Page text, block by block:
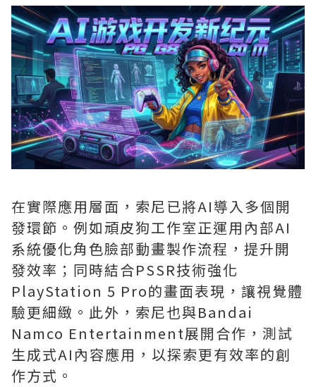
在實際應用層面，索尼已將AI導入多個開
發環節。例如頑皮狗工作室正運用內部AI
系統優化角色臉部動畫製作流程，提升開
發效率；同時結合PSSR技術強化
PlayStation 5 Pro的畫面表現，讓視覺體
驗更細緻。此外，索尼也與Bandai
Namco Entertainment展開合作，測試
生成式AI內容應用，以探索更有效率的創
作方式。